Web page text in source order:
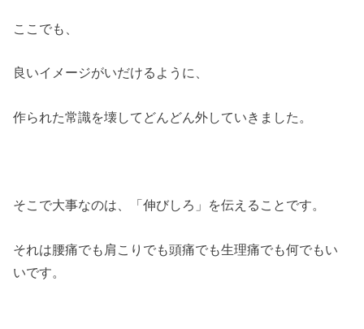
ここでも、
良いイメージがいだけるように、
作られた常識を壊してどんどん外していきました。
そこで大事なのは、「伸びしろ」を伝えることです。
それは腰痛でも肩こりでも頭痛でも生理痛でも何でもい
いです。